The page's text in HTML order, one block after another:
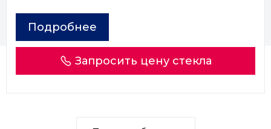
Подробнее
Запросить цену стекла